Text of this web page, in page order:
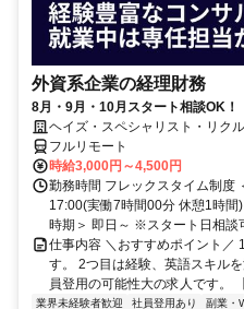
外資系企業の経理財務
8月・9月・10月スタート相談OK
大／700万～800万／リモート勤務
ヘイズ・スペシャリスト・リク
フルリモート
時給3,000円～4,500円
勤務時間 フレックスタイム制度
17:00(実働7時間00分 休憩1時
時期＞ 即日～ ※スタート日相談
仕事内容 ＼おすすめポイント／
す。 2つ目は経験、英語スキル
員登用の可能性大の求人です。
業界未経験者歓迎 社員登用あり 副業・